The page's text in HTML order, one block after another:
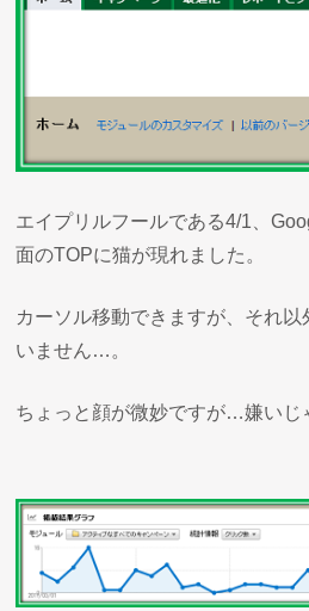
エイプリルフールである4/1、
面のTOPに猫が現れました。
カーソル移動できますが、それ
いません…。
ちょっと顔が微妙ですが…嫌いじ